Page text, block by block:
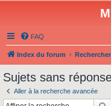
FAQ
Index du forum Rechercher
Sujets sans
Aller à la recherche avancée